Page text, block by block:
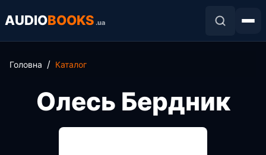
AUDIOBOOKS .ua
Головна Каталог
Олесь Бердник